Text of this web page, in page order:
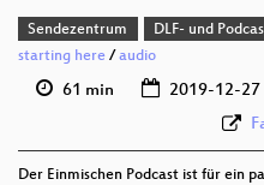
Sendezentrum DLF- und
starting here /audio
61 min 2019-12-27
Der Einmischen Podcast ist für ein